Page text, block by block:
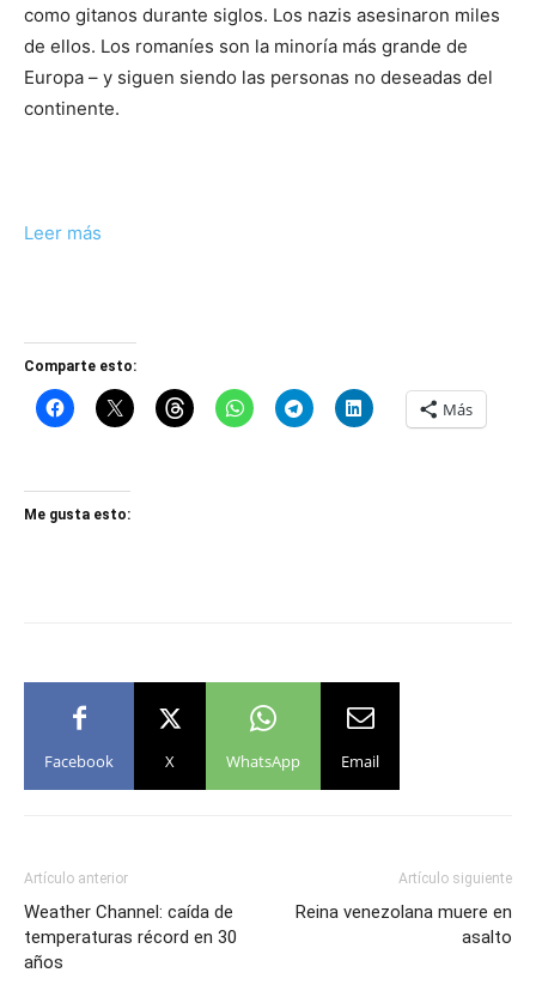
como gitanos durante siglos. Los nazis asesinaron miles
de ellos. Los romaníes son la minoría más grande de
Europa – y siguen siendo las personas no deseadas del
continente.
Leer más
Comparte esto:
Más
Me gusta esto:
Facebook X WhatsApp Email
Artículo anterior
Weather Channel: caída de
temperaturas récord en 30
años
Artículo siguiente
Reina venezolana muere en
asalto